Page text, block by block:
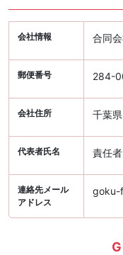
会社情報 合同
郵便番号 284-
会社住所 千葉
代表者氏名 責任
連絡先メール
アドレス
goku-